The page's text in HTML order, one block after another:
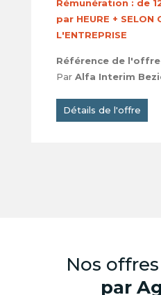
Rémunération : de
par HEURE + SELON
L'ENTREPRISE
Référence de l'offre
Par Alfa Interim
Détails de l'offre
Nos
par